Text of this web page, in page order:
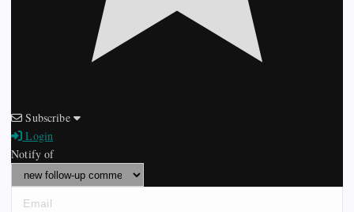
Subscribe
Login
Notify of